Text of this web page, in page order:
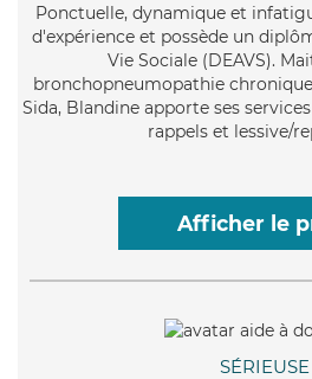
Ponctuelle, dynamique et
d'expérience et possède un
Vie Sociale (DEAVS).
bronchopneumopathie
Sida, Blandine apporte ses
rappels et lessive/
Afficher le
SÉRIEUSE